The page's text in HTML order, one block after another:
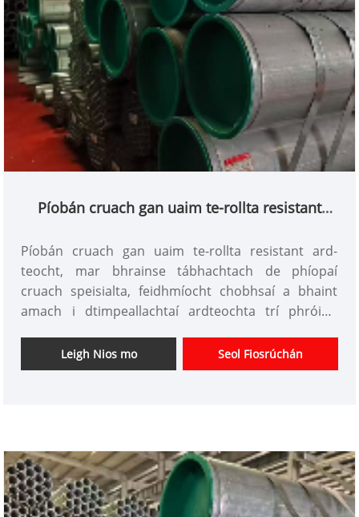
Píobán cruach gan uaim te-rollta resistant
Píobán cruach gan uaim te-rollta resistant ard-
teocht, mar bhrainse tábhachtach de phíopaí
cruach speisialta, feidhmíocht chobhsaí a bhaint
amach i dtimpeallachtaí ardteochta trí phróisis
a fhágann go bhfuil siad ina n-ábhar ríthábhachtach
ríthábhachtach i dtionscail ar nós fuinneamh,
deireadh a chur leis an ngá atá le táthú agus a
chinntiú go bhfuil dlús struchtúrach an phíobáin
agus friotaíocht le dífhoirmiúchán teirmeach. Tianjin
Xinlida Steel Pipe Co., Ltd, atá fréamhaithe go
Leigh Nios mo Seol Fiosrúchán